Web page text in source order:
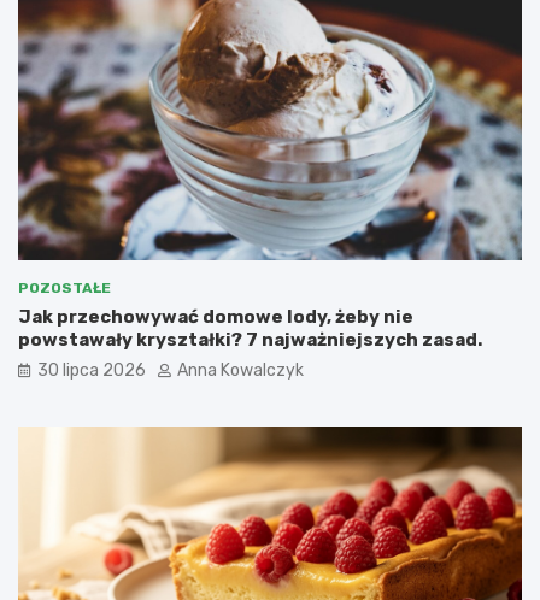
POZOSTAŁE
Jak przechowywać domowe lody, żeby nie
powstawały kryształki? 7 najważniejszych zasad.
30 lipca 2026 Anna Kowalczyk